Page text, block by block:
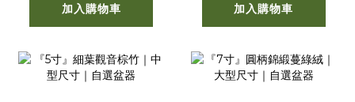
加入購物車 加入購物車